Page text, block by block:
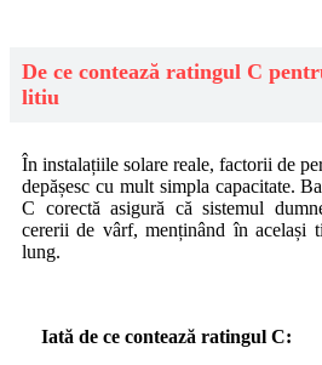
De ce contează ratingul C
litiu
În instalațiile solare reale, factorii de
depășesc cu mult simpla capacitate.
C corectă asigură că sistemul
cererii de vârf, menținând în același
lung.
Iată de ce contează ratingul C: